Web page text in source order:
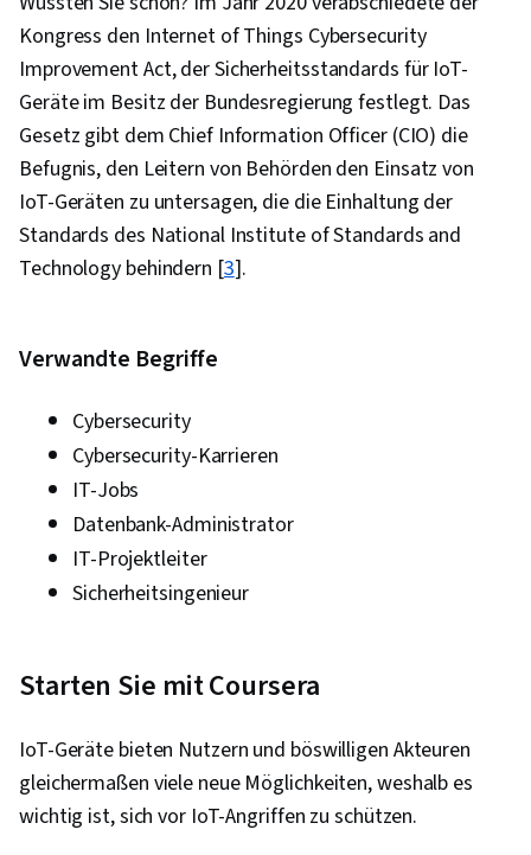
Kongress den Internet of Things Cybersecurity
Improvement Act, der Sicherheitsstandards für IoT-
Geräte im Besitz der Bundesregierung festlegt. Das
Gesetz gibt dem Chief Information Officer (CIO) die
Befugnis, den Leitern von Behörden den Einsatz von
IoT-Geräten zu untersagen, die die Einhaltung der
Standards des National Institute of Standards and
Technology behindern [3].
Verwandte Begriffe
Cybersecurity
Cybersecurity-Karrieren
IT-Jobs
Datenbank-Administrator
IT-Projektleiter
Sicherheitsingenieur
Starten Sie mit Coursera
IoT-Geräte bieten Nutzern und böswilligen Akteuren
gleichermaßen viele neue Möglichkeiten, weshalb es
wichtig ist, sich vor IoT-Angriffen zu schützen.